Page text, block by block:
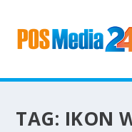
TAG: IKON